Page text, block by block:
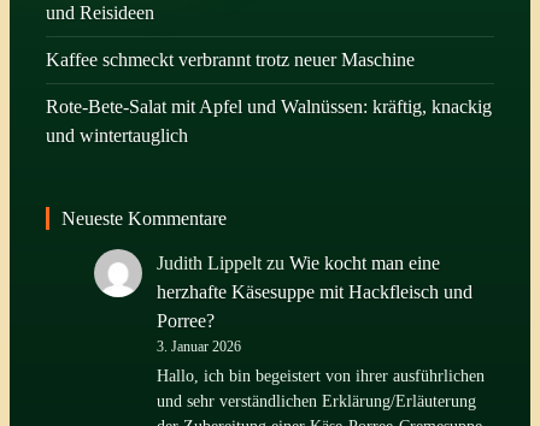
und Reisideen
Kaffee schmeckt verbrannt trotz neuer Maschine
Rote-Bete-Salat mit Apfel und Walnüssen: kräftig, knackig
und wintertauglich
Neueste Kommentare
Judith Lippelt zu Wie kocht man eine
herzhafte Käsesuppe mit Hackfleisch und
Porree?
3. Januar 2026
Hallo, ich bin begeistert von ihrer ausführlichen
und sehr verständlichen Erklärung/Erläuterung